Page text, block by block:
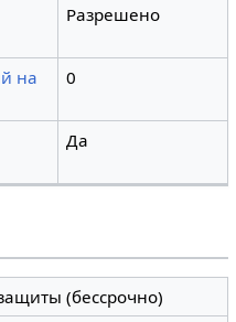
Разрешено
на
0
Да
(бессрочно)